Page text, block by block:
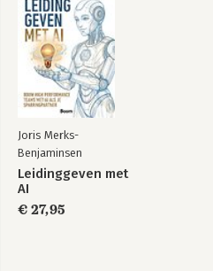
Joris Merks-
Benjaminsen
Leidinggeven met
AI
€ 27,95